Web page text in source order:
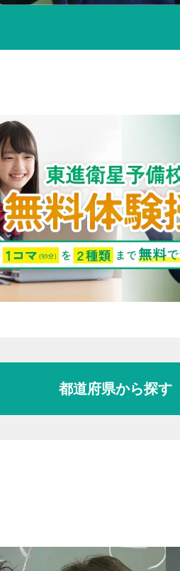
都道府県から探す
中国 山口県